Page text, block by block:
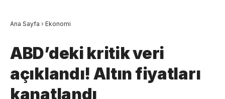
Ana Sayfa › Ekonomi
ABD’deki kritik veri
açıklandı! Altın fiyatları
kanatlandı